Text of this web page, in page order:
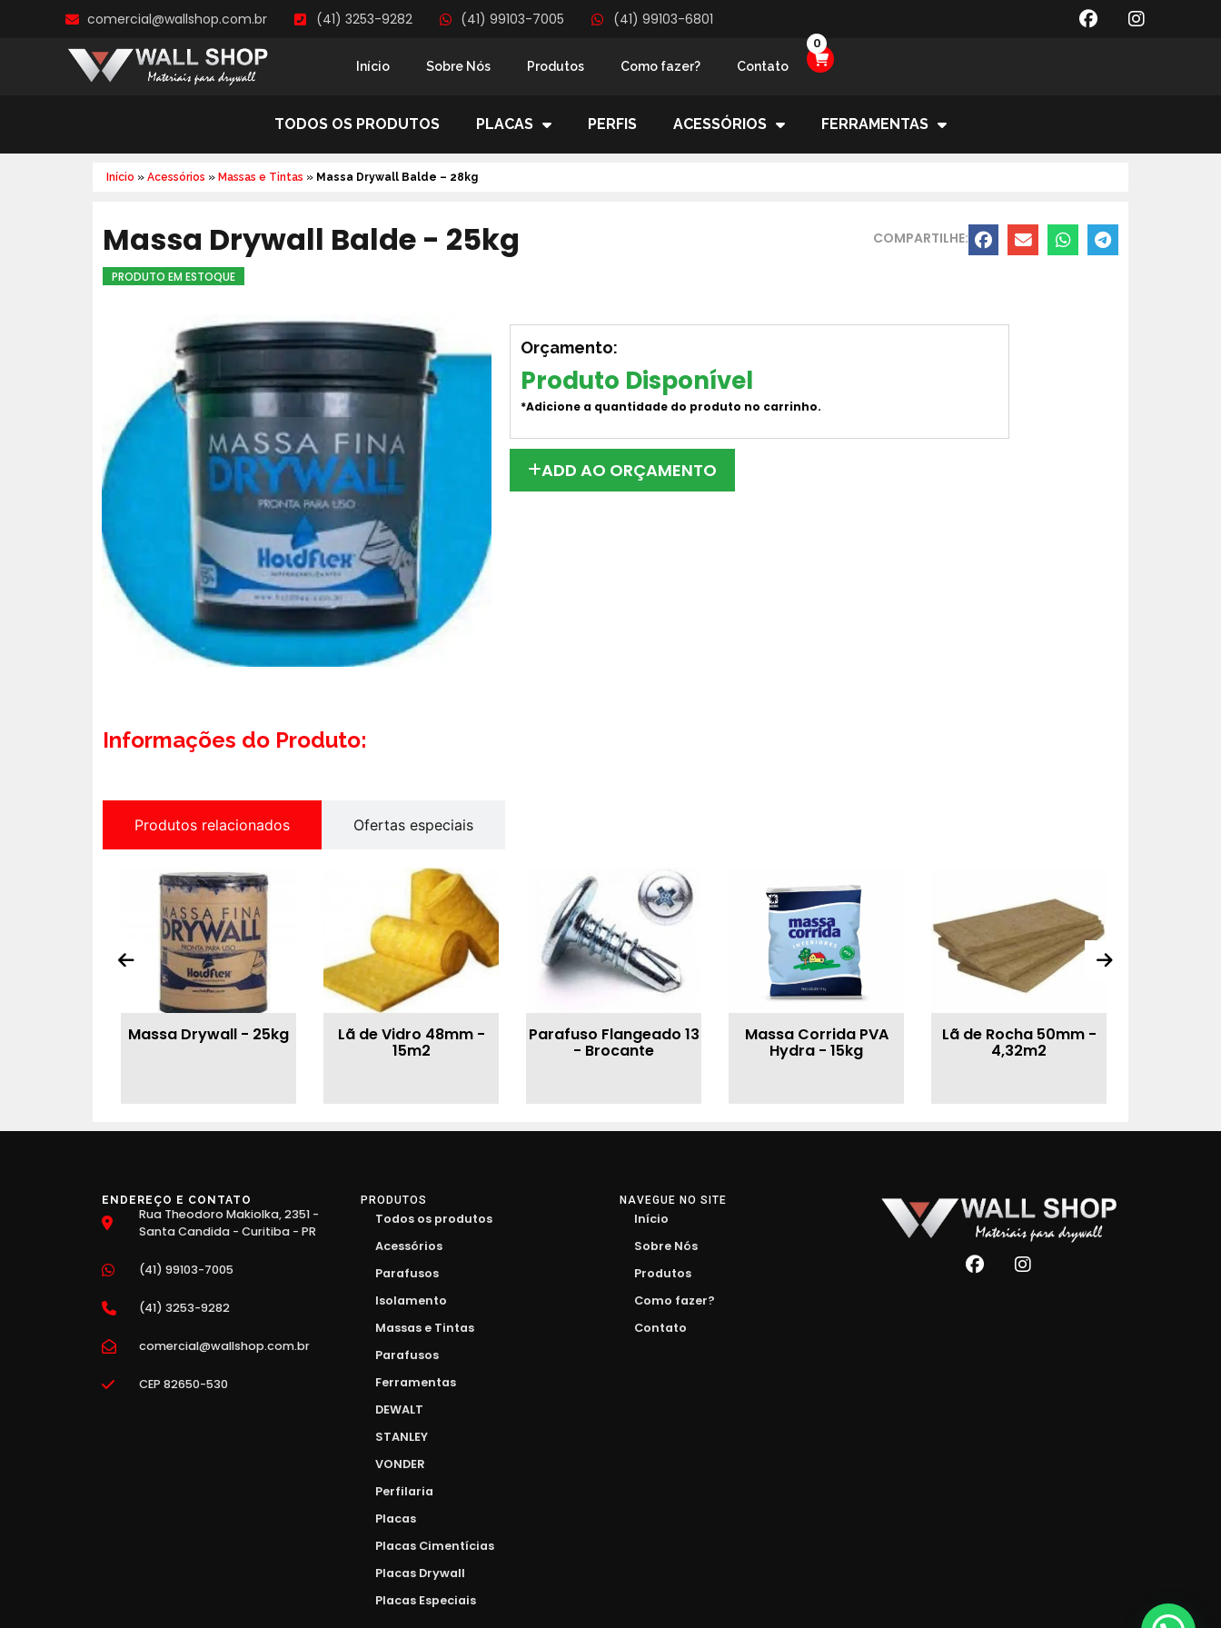
comercial@wallshop.com.br (41) 3253-9282 (41) 99103-7005 (41) 99103-6801
Início Sobre Nós Produtos Como fazer? Contato
0
TODOS OS PRODUTOS PLACAS PERFIS ACESSÓRIOS FERRAMENTAS
Início » Acessórios » Massas e Tintas » Massa Drywall Balde – 28kg
Massa Drywall Balde - 25kg COMPARTILHE:
PRODUTO EM ESTOQUE
Orçamento:
Produto Disponível
*Adicione a quantidade do produto no carrinho.
ADD AO ORÇAMENTO
Informações do Produto:
Produtos relacionados Ofertas especiais
Massa Drywall - 25kg Lã de Vidro 48mm -
15m2
Parafuso Flangeado 13
- Brocante
Massa Corrida PVA
Hydra - 15kg
Lã de Rocha 50mm -
4,32m2
ENDEREÇO E CONTATO
Rua Theodoro Makiolka, 2351 -
Santa Candida - Curitiba - PR
(41) 99103-7005
(41) 3253-9282
comercial@wallshop.com.br
CEP 82650-530
PRODUTOS
Todos os produtos
Acessórios
Parafusos
Isolamento
Massas e Tintas
Parafusos
Ferramentas
DEWALT
STANLEY
VONDER
Perfilaria
Placas
Placas Cimentícias
Placas Drywall
Placas Especiais
NAVEGUE NO SITE
Início
Sobre Nós
Produtos
Como fazer?
Contato